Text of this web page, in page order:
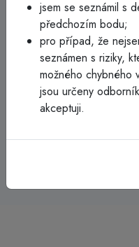
na předoperačním
porodnickém oddělení i
Odstraňuje
Odstraňuje vlasy a
Snižuje riziko křížové
Čepel se snadno
jsem se seznámil s
předchozím bodu;
pro případ, že
seznámen s riziky,
možného chybného
jsou určeny
akceptuji.